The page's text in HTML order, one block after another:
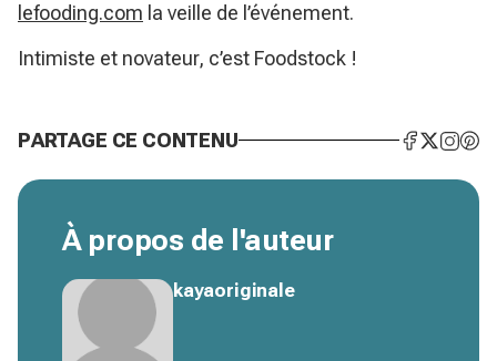
lefooding.com la veille de l’événement.
Intimiste et novateur, c’est Foodstock !
PARTAGE CE CONTENU
À propos de l'auteur
kayaoriginale